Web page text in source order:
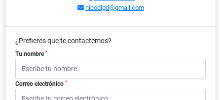
nicodlgd@gmail.com
¿Prefieres que te contactemos?
Tu nombre *
Correo electrónico *